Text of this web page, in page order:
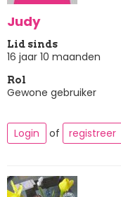
Judy
Lid sinds
16 jaar 10 maanden
Rol
Gewone gebruiker
Login of registreer